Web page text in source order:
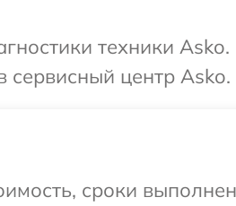
техники Asko.
сервисный центр Asko.
сроки